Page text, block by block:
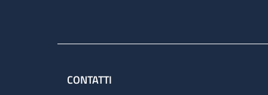
CONTATTI